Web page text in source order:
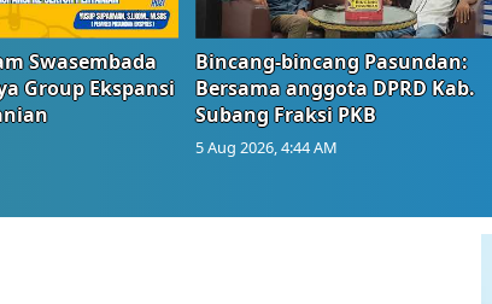
Swasembada
Group Ekspansi
Bincang-bincang Pasundan:
Bersama anggota DPRD Kab.
Subang Fraksi PKB
5 Aug 2026, 4:44 AM